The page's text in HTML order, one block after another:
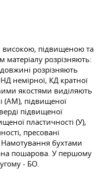
підвищеною та
розрізняють:
розрізняють
немірної, КД кратної
якостями виділяють
(АМ), підвищеної
підвищеної
пластичності (У),
пресовані
Намотування бухтами
пошарова. У першому
- БО.